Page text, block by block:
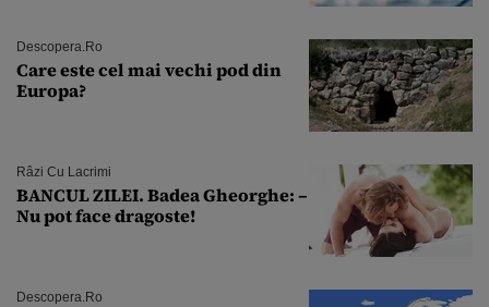
Descopera.ro
Care este cel mai vechi pod din
Europa?
Râzi Cu Lacrimi
BANCUL ZILEI. Badea Gheorghe: –
Nu pot face dragoste!
Descopera.ro